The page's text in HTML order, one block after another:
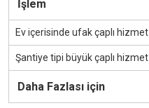
İşlem
Ev içerisinde ufak çaplı hizmet
Şantiye tipi büyük çaplı hizmet
Daha Fazlası için